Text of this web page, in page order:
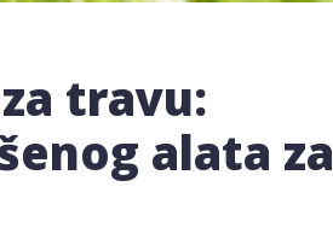
travu:
alata za